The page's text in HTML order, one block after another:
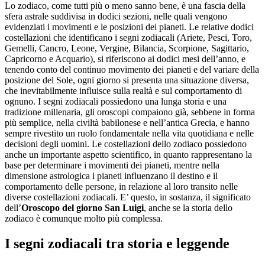
Lo zodiaco, come tutti più o meno sanno bene, è una fascia della
sfera astrale suddivisa in dodici sezioni, nelle quali vengono
evidenziati i movimenti e le posizioni dei pianeti. Le relative dodici
costellazioni che identificano i segni zodiacali (Ariete, Pesci, Toro,
Gemelli, Cancro, Leone, Vergine, Bilancia, Scorpione, Sagittario,
Capricorno e Acquario), si riferiscono ai dodici mesi dell’anno, e
tenendo conto del continuo movimento dei pianeti e del variare della
posizione del Sole, ogni giorno si presenta una situazione diversa,
che inevitabilmente influisce sulla realtà e sul comportamento di
ognuno. I segni zodiacali possiedono una lunga storia e una
tradizione millenaria, gli oroscopi compaiono già, sebbene in forma
più semplice, nella civiltà babilonese e nell’antica Grecia, e hanno
sempre rivestito un ruolo fondamentale nella vita quotidiana e nelle
decisioni degli uomini. Le costellazioni dello zodiaco possiedono
anche un importante aspetto scientifico, in quanto rappresentano la
base per determinare i movimenti dei pianeti, mentre nella
dimensione astrologica i pianeti influenzano il destino e il
comportamento delle persone, in relazione al loro transito nelle
diverse costellazioni zodiacali. E’ questo, in sostanza, il significato
dell’Oroscopo del giorno San Luigi, anche se la storia dello
zodiaco è comunque molto più complessa.
I segni zodiacali tra storia e leggende